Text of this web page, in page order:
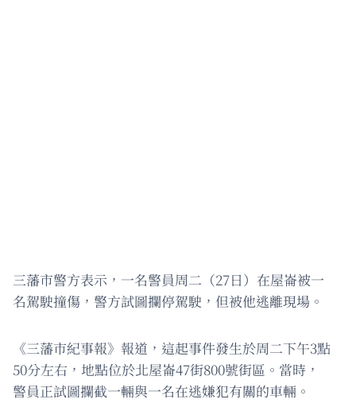
三藩市警方表示，一名警員周二（27日）在屋崙被一
名駕駛撞傷，警方試圖攔停駕駛，但被他逃離現場。
《三藩市紀事報》報道，這起事件發生於周二下午3點
50分左右，地點位於北屋崙47街800號街區。當時，
警員正試圖攔截一輛與一名在逃嫌犯有關的車輛。